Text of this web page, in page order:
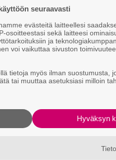
Rockfestin aikaiset
Rockfestin
on järjestänyt
ja lauantain
läheisyydessä
ROCKFEST” lähialueilla
pysäköintilippusi
1 päivän
seuraavasti
evästeitä laitteellesi
osoitteestasi sekä laitteesi
ja
voi vaikuttaa sivuston
tietoja myös ilman suostumusta,
tai muuttaa asetuksiasi milloin
Hyväksyn